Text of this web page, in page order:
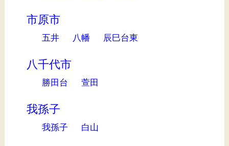
市原市
五井 八幡 辰巳台東
八千代市
勝田台 萱田
我孫子
我孫子 白山